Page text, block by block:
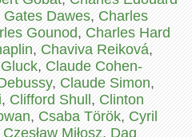
Gates Dawes,Charles
Gounod,Charles Hard
,Chaviva Reiková,
,Claude Cohen-
,Claude Simon,
,Clifford Shull,Clinton
,Csaba Török,Cyril
Czesław Miłosz,Dag